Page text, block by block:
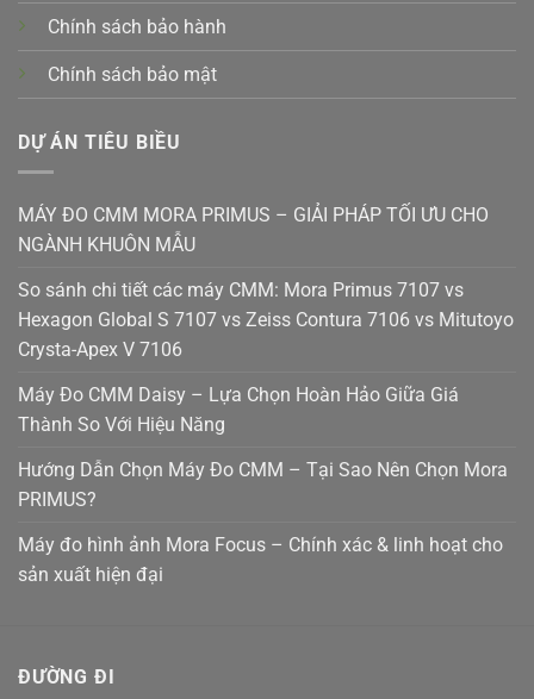
Chính sách bảo hành
Chính sách bảo mật
DỰ ÁN TIÊU BIỀU
MÁY ĐO CMM MORA PRIMUS – GIẢI PHÁP TỐI ƯU CHO
NGÀNH KHUÔN MẪU
So sánh chi tiết các máy CMM: Mora Primus 7107 vs
Hexagon Global S 7107 vs Zeiss Contura 7106 vs Mitutoyo
Crysta-Apex V 7106
Máy Đo CMM Daisy – Lựa Chọn Hoàn Hảo Giữa Giá
Thành So Với Hiệu Năng
Hướng Dẫn Chọn Máy Đo CMM – Tại Sao Nên Chọn Mora
PRIMUS?
Máy đo hình ảnh Mora Focus – Chính xác & linh hoạt cho
sản xuất hiện đại
ĐƯỜNG ĐI